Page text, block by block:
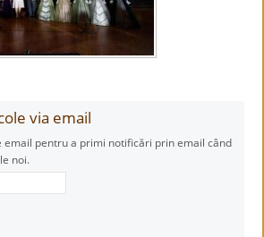
via email
email pentru a primi notificări prin email când
noi.